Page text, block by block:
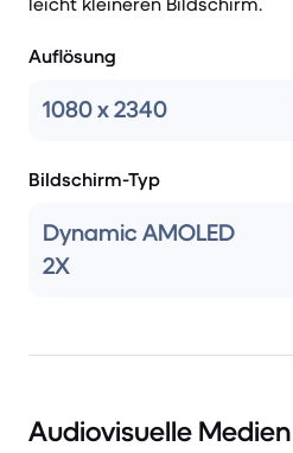
Auflösung
1080 x 2340
Bildschirm-Typ
Dynamic AMOLED
2X
Audiovisuelle Medien